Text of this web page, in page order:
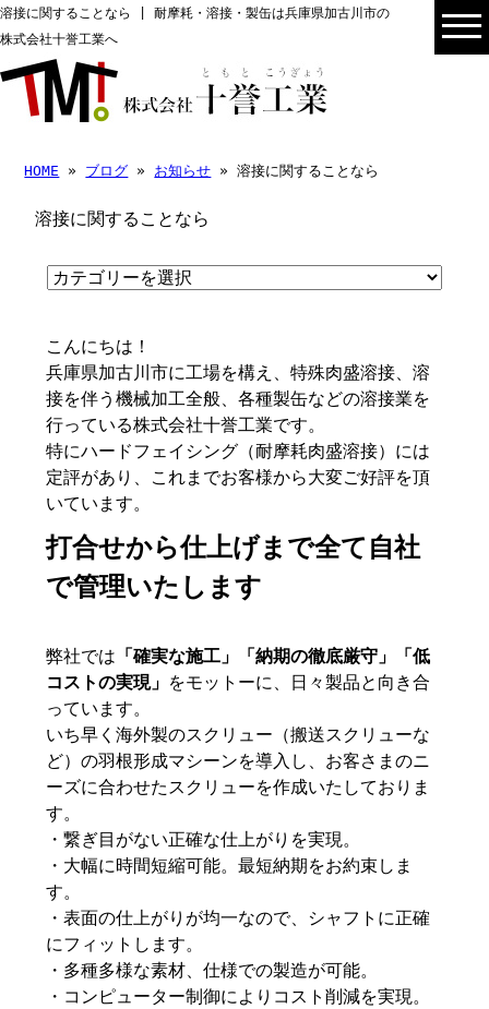
溶接に関することなら | 耐摩耗・溶接・製缶は兵庫県加古川市の
株式会社十誉工業へ
HOME » ブログ » お知らせ » 溶接に関することなら
溶接に関することなら
こんにちは！
兵庫県加古川市に工場を構え、特殊肉盛溶接、溶
接を伴う機械加工全般、各種製缶などの溶接業を
行っている株式会社十誉工業です。
特にハードフェイシング（耐摩耗肉盛溶接）には
定評があり、これまでお客様から大変ご好評を頂
いています。
打合せから仕上げまで全て自社
で管理いたします
弊社では 「確実な施工」「納期の徹底厳守」「低
コストの実現」 をモットーに、日々製品と向き合
っています。
いち早く海外製のスクリュー（搬送スクリューな
ど）の羽根形成マシーンを導入し、お客さまのニ
ーズに合わせたスクリューを作成いたしておりま
す。
・繋ぎ目がない正確な仕上がりを実現。
・大幅に時間短縮可能。最短納期をお約束しま
す。
・表面の仕上がりが均一なので、シャフトに正確
にフィットします。
・多種多様な素材、仕様での製造が可能。
・コンピューター制御によりコスト削減を実現。